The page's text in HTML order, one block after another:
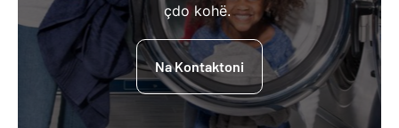
çdo kohë.
Na Kontaktoni